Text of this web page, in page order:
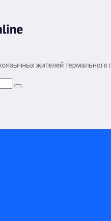
жителей термального